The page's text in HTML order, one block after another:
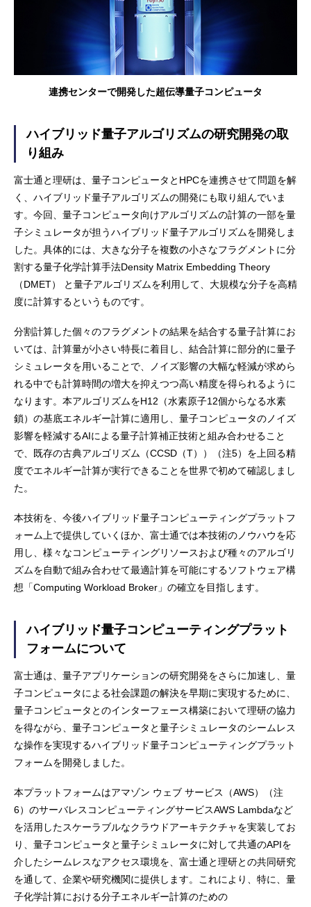
連携センターで開発した超伝導量子コンピュータ
ハイブリッド量子アルゴリズムの研究開発の取
り組み
富士通と理研は、量子コンピュータとHPCを連携させて問題を解
く、ハイブリッド量子アルゴリズムの開発にも取り組んでいま
す。今回、量子コンピュータ向けアルゴリズムの計算の一部を量
子シミュレータが担うハイブリッド量子アルゴリズムを開発しま
した。具体的には、大きな分子を複数の小さなフラグメントに分
割する量子化学計算手法Density Matrix Embedding Theory
（DMET） と量子アルゴリズムを利用して、大規模な分子を高精
度に計算するというものです。
分割計算した個々のフラグメントの結果を結合する量子計算にお
いては、計算量が小さい特長に着目し、結合計算に部分的に量子
シミュレータを用いることで、ノイズ影響の大幅な軽減が求めら
れる中でも計算時間の増大を抑えつつ高い精度を得られるように
なります。本アルゴリズムをH12（水素原子12個からなる水素
鎖）の基底エネルギー計算に適用し、量子コンピュータのノイズ
影響を軽減するAIによる量子計算補正技術と組み合わせること
で、既存の古典アルゴリズム（CCSD（T））（注5）を上回る精
度でエネルギー計算が実行できることを世界で初めて確認しまし
た。
本技術を、今後ハイブリッド量子コンピューティングプラットフ
ォーム上で提供していくほか、富士通では本技術のノウハウを応
用し、様々なコンピューティングリソースおよび種々のアルゴリ
ズムを自動で組み合わせて最適計算を可能にするソフトウェア構
想「Computing Workload Broker」の確立を目指します。
ハイブリッド量子コンピューティングプラット
フォームについて
富士通は、量子アプリケーションの研究開発をさらに加速し、量
子コンピュータによる社会課題の解決を早期に実現するために、
量子コンピュータとのインターフェース構築において理研の協力
を得ながら、量子コンピュータと量子シミュレータのシームレス
な操作を実現するハイブリッド量子コンピューティングプラット
フォームを開発しました。
本プラットフォームはアマゾン ウェブ サービス（AWS）（注
6）のサーバレスコンピューティングサービスAWS Lambdaなど
を活用したスケーラブルなクラウドアーキテクチャを実装してお
り、量子コンピュータと量子シミュレータに対して共通のAPIを
介したシームレスなアクセス環境を、富士通と理研との共同研究
を通して、企業や研究機関に提供します。これにより、特に、量
子化学計算における分子エネルギー計算のための